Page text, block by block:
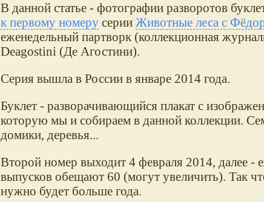
В данной статье - фотографии разворотов
к первому номерусерии Животные леса с
еженедельный партворк (коллекционная
Deagostini (Де Агостини).
Серия вышла в России в январе 2014 года.
Буклет - разворачивающийся плакат с
которую мы и собираем в данной коллекции.
домики, деревья...
Второй номер выходит 4 февраля 2014, далее -
выпусков обещают 60 (могут увеличить). Так
нужно будет больше года.